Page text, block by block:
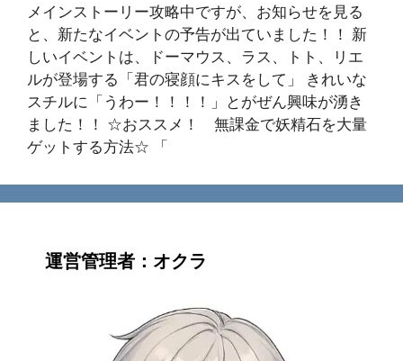
メインストーリー攻略中ですが、お知らせを見る
と、新たなイベントの予告が出ていました！！ 新
しいイベントは、ドーマウス、ラス、トト、リエ
ルが登場する「君の寝顔にキスをして」 きれいな
スチルに「うわー！！！！」とがぜん興味が湧き
ました！！ ☆おススメ！ 無課金で妖精石を大量
ゲットする方法☆ 「
運営管理者：オクラ